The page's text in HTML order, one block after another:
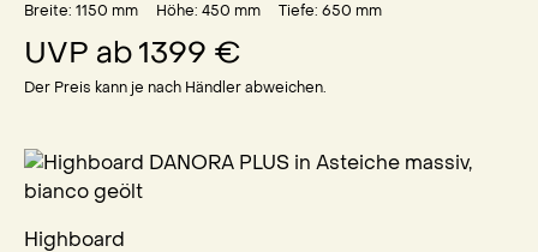
Breite: 1150 mm Höhe: 450 mm Tiefe: 650 mm
UVP ab1399 €
Der Preis kann je nach Händler abweichen.
Highboard